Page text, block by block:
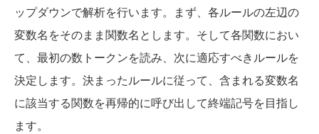
ップダウンで解析を行います。まず、各ルールの左辺の
変数名をそのまま関数名とします。そして各関数におい
て、最初の数トークンを読み、次に適応すべきルールを
決定します。決まったルールに従って、含まれる変数名
に該当する関数を再帰的に呼び出して終端記号を目指し
ます。